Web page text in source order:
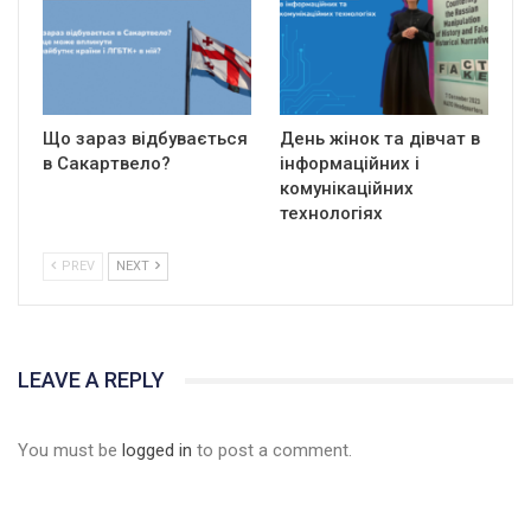
Що зараз відбувається
в Сакартвело?
День жінок та дівчат в
інформаційних і
комунікаційних
технологіях
PREV NEXT
LEAVE A REPLY
You must be logged in to post a comment.